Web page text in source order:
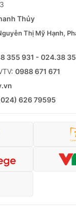
Thủy
Thị Mỹ Hạnh,
355 931 - 024.38
0988 671 671
626 79595